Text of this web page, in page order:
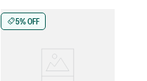
5% OFF